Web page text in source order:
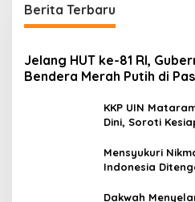
Berita Terbaru
Jelang HUT ke-81 RI,
Bendera Merah Putih di
KKP UIN
Dini, Soroti
Mensyukuri
Indonesia
Dakwah